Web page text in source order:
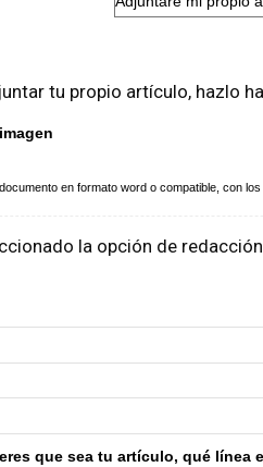
tu propio artículo, hazlo
en formato word o compatible, con
la opción de
que sea tu artículo, qué línea